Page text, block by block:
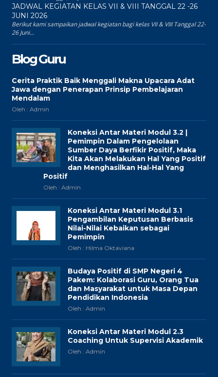
JADWAL KEGIATAN KELAS VII & VIII TANGGAL 22 -26
JUNI 2026
Berikut kami sampaikan jadwal kegiatan bagi kelas VII & VIII Tanggal 22-
26 Juni...
Blog Guru
Cerita Praktik Baik Menggali Makna Upacara Adat
Jawa dengan Penerapan Prinsip Pembelajaran
Mendalam
Oleh : Admin
Koneksi Antar Materi Modul 3.2 |
Pemimpin Dalam Pengelolaan
Sumber Daya Berfikir Positif, Maka
Kita Akan Melakukan Hal Yang Positif
dan Menghasilkan Hal-Hal Yang
Positif
Oleh : Admin
Koneksi Antar Materi Modul 3.1
Pengambilan Keputusan Berbasis
Nilai-Nilai Kebaikan sebagai
Pemimpin
Oleh : Hilma Oktaviana
Budaya Positif di SMP Negeri 4
Pakem: Kolaborasi Guru, Orang Tua
dan Masyarakat untuk Masa Depan
Pendidikan Indonesia
Oleh : Admin
Koneksi Antar Materi Modul 2.3
Coaching Untuk Supervisi Akademik
Oleh : Admin